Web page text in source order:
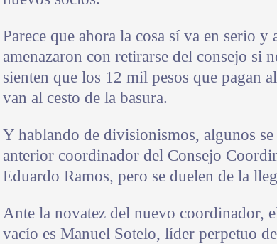
Parece que ahora la cosa sí va en serio y
amenazaron con retirarse del consejo si
sienten que los 12 mil pesos que pagan
van al cesto de la basura.
Y hablando de divisionismos, algunos
anterior coordinador del Consejo
Eduardo Ramos, pero se duelen de la
Ante la novatez del nuevo coordinador,
vacío es Manuel Sotelo, líder perpetuo